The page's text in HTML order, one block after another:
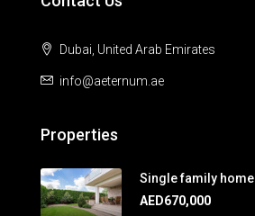
Dubai, United Arab Emirates
info@aeternum.ae
Properties
Single family home
AED670,000